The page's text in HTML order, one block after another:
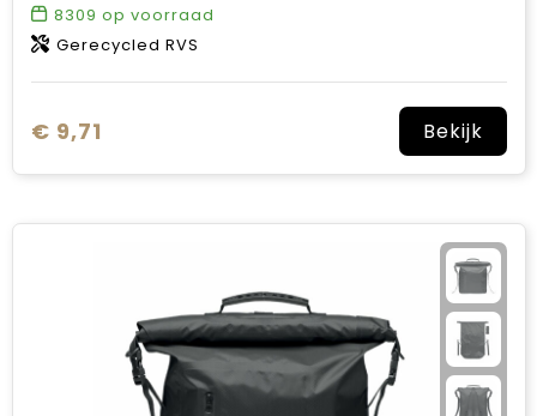
8309 op voorraad
Gerecycled RVS
€ 9,71 Bekijk